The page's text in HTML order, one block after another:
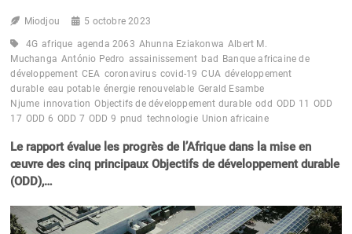
Miodjou 5 octobre 2023
4G afrique agenda 2063 Ahunna Eziakonwa Albert M.
Muchanga António Pedro assainissement bad
Banque africaine de
développement CEA coronavirus covid-19 CUA développement
durable eau potable énergie renouvelable Gerald Esambe
Njume innovation Objectifs de développement durable odd ODD 11
ODD
17 ODD 6 ODD 7 ODD 9 pnud technologie Union africaine
Le rapport évalue les progrès de l’Afrique dans la mise en
œuvre des cinq principaux Objectifs de développement durable
(ODD),…